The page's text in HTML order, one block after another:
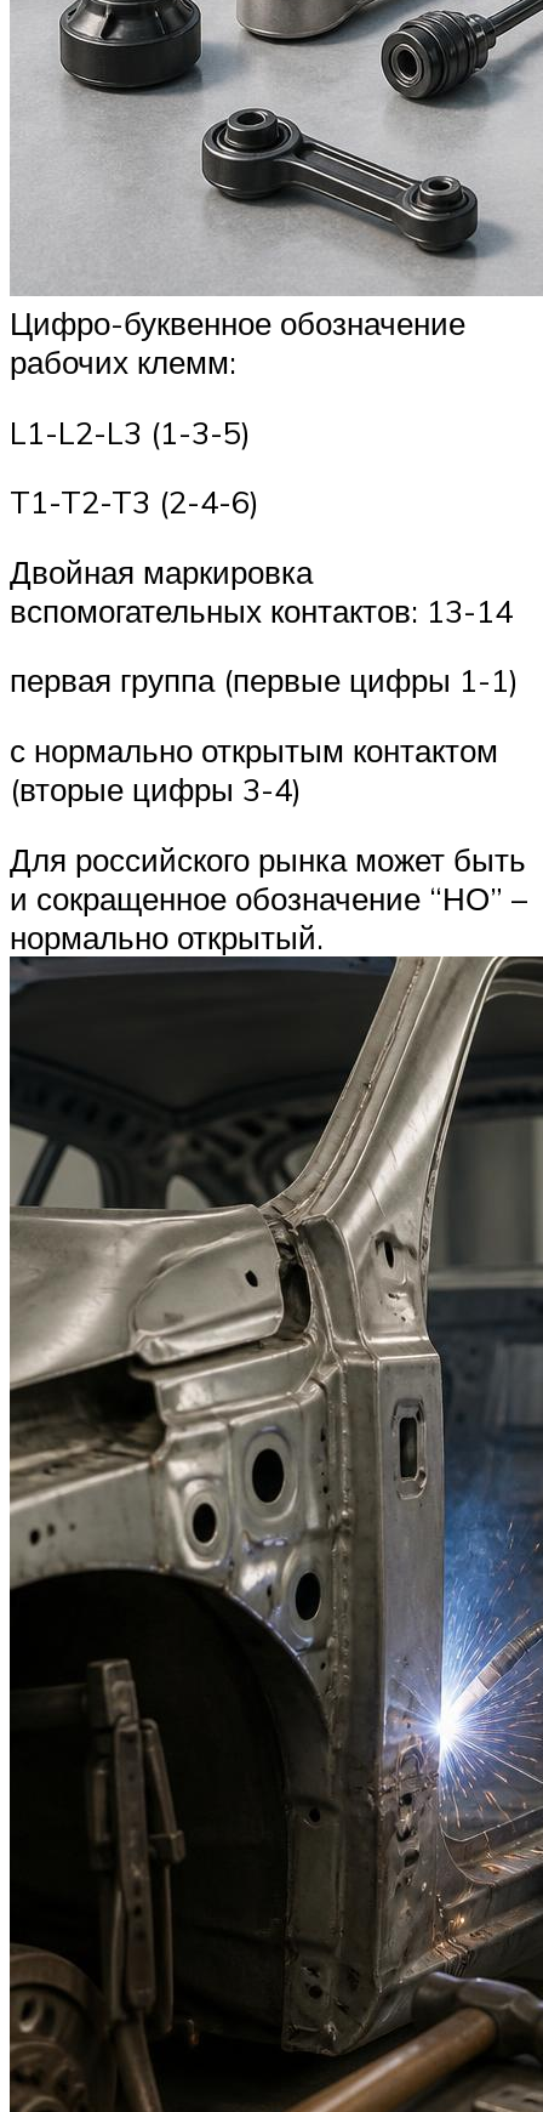
Цифро-буквенное обозначение
рабочих клемм:
L1-L2-L3 (1-3-5)
T1-T2-T3 (2-4-6)
Двойная маркировка
вспомогательных контактов: 13-14
первая группа (первые цифры 1-1)
с нормально открытым контактом
(вторые цифры 3-4)
Для российского рынка может быть
и сокращенное обозначение “НО” –
нормально открытый.